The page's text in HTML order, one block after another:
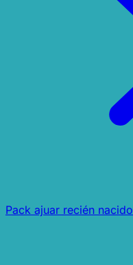
Pack ajuar recién nacido